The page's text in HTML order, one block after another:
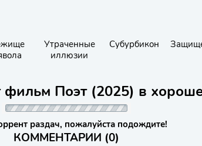
Утраченные
иллюзии
Субурбикон
фильм Поэт (2025) в
раздач, пожалуйста подождите!
КОММЕНТАРИИ (0)